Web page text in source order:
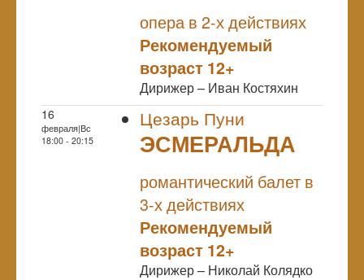
опера в 2-х действиях
Рекомендуемый
возраст 12+
Дирижер – Иван Костяхин
16
февраля|Вс
18:00 - 20:15
Цезарь Пуни
ЭСМЕРАЛЬДА
романтический балет в
3-х действиях
Рекомендуемый
возраст 12+
Дирижер – Николай Колядко